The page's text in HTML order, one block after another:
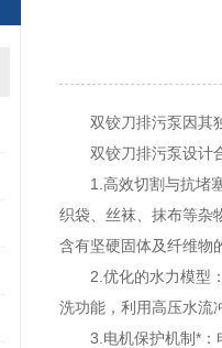
双铰刀排污泵因其独
双铰刀排污泵设计
1.高效切割与抗堵塞
织袋、丝袜、抹布等杂
含有坚硬固体及纤维物
2.优化的水力模型：
洗功能，利用高压水流
3.电机保护机制*：电